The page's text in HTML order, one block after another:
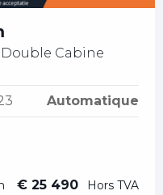
Double Cabine
Automatique
€ 25 490 Hors TVA